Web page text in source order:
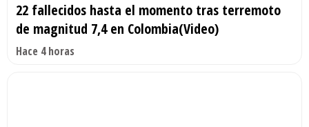
22 fallecidos hasta el momento tras terremoto
de magnitud 7,4 en Colombia(Video)
Hace 4 horas